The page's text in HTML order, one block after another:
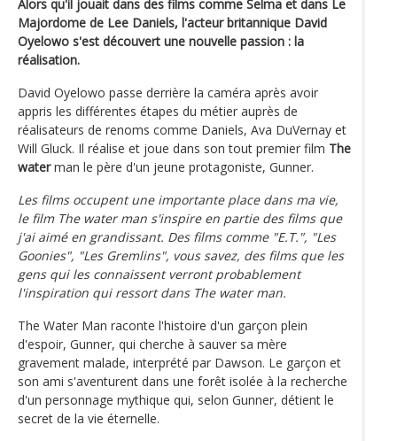
Alors qu'il jouait dans des films comme Selma et dans Le
Majordome de Lee Daniels, l'acteur britannique David
Oyelowo s'est découvert une nouvelle passion : la
réalisation.
David Oyelowo passe derrière la caméra après avoir
appris les différentes étapes du métier auprès de
réalisateurs de renoms comme Daniels, Ava DuVernay et
Will Gluck. Il réalise et joue dans son tout premier film The
waterman le père d'un jeune protagoniste, Gunner.
Les films occupent une importante place dans ma vie,
le film The water man s'inspire en partie des films que
j'ai aimé en grandissant. Des films comme "E.T.", "Les
Goonies", "Les Gremlins", vous savez, des films que les
gens qui les connaissent verront probablement
l'inspiration qui ressort dans The water man.
The Water Man raconte l'histoire d'un garçon plein
d'espoir, Gunner, qui cherche à sauver sa mère
gravement malade, interprété par Dawson. Le garçon et
son ami s'aventurent dans une forêt isolée à la recherche
d'un personnage mythique qui, selon Gunner, détient le
secret de la vie éternelle.